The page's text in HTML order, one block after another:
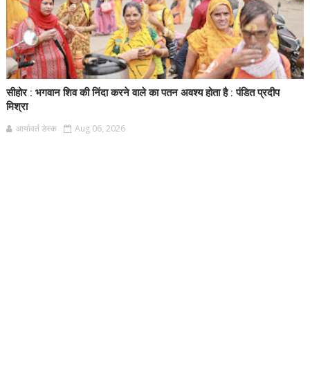
सीहोर : भगवान शिव की निंदा करने वाले का पतन अवश्य होता है : पंडित प्रदीप
मिश्रा
आर्यावर्त डेस्क Aug 06, 2026